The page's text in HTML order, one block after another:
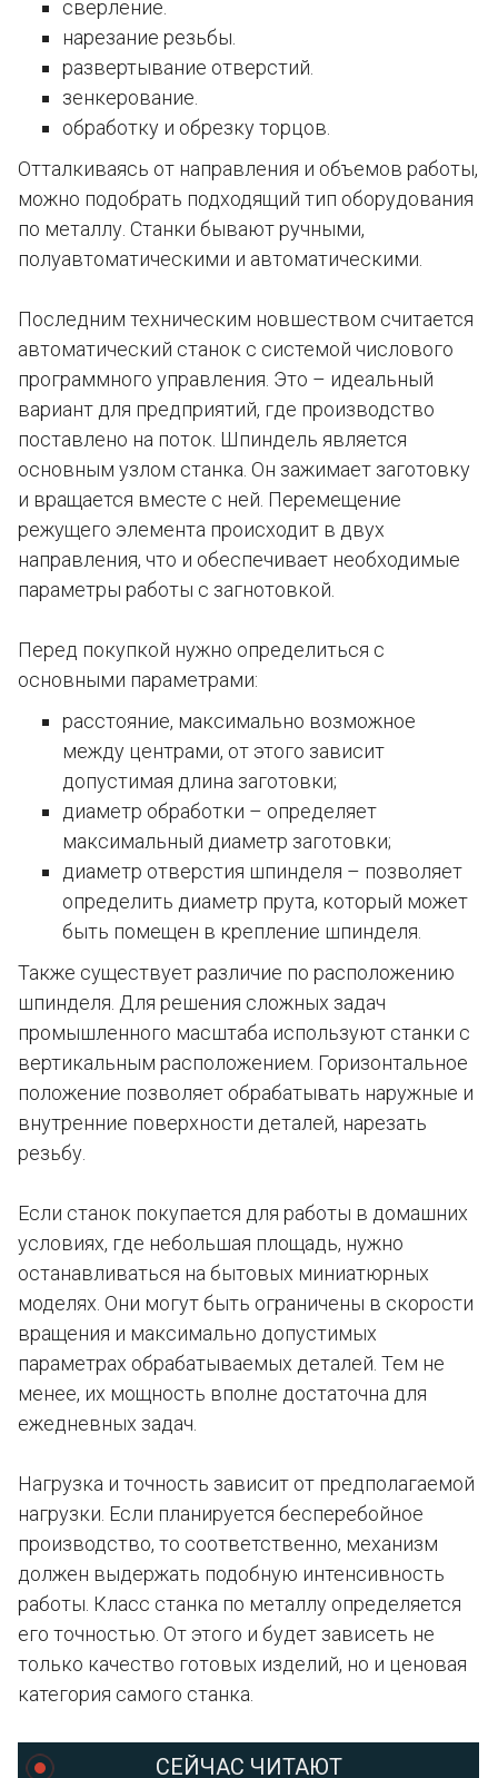
сверление.
нарезание резьбы.
развертывание отверстий.
зенкерование.
обработку и обрезку торцов.
Отталкиваясь от направления и объемов работы,
можно подобрать подходящий тип оборудования
по металлу. Станки бывают ручными,
полуавтоматическими и автоматическими.
Последним техническим новшеством считается
автоматический станок с системой числового
программного управления. Это – идеальный
вариант для предприятий, где производство
поставлено на поток. Шпиндель является
основным узлом станка. Он зажимает заготовку
и вращается вместе с ней. Перемещение
режущего элемента происходит в двух
направления, что и обеспечивает необходимые
параметры работы с загнотовкой.
Перед покупкой нужно определиться с
основными параметрами:
расстояние, максимально возможное
между центрами, от этого зависит
допустимая длина заготовки;
диаметр обработки – определяет
максимальный диаметр заготовки;
диаметр отверстия шпинделя – позволяет
определить диаметр прута, который может
быть помещен в крепление шпинделя.
Также существует различие по расположению
шпинделя. Для решения сложных задач
промышленного масштаба используют станки с
вертикальным расположением. Горизонтальное
положение позволяет обрабатывать наружные и
внутренние поверхности деталей, нарезать
резьбу.
Если станок покупается для работы в домашних
условиях, где небольшая площадь, нужно
останавливаться на бытовых миниатюрных
моделях. Они могут быть ограничены в скорости
вращения и максимально допустимых
параметрах обрабатываемых деталей. Тем не
менее, их мощность вполне достаточна для
ежедневных задач.
Нагрузка и точность зависит от предполагаемой
нагрузки. Если планируется бесперебойное
производство, то соответственно, механизм
должен выдержать подобную интенсивность
работы. Класс станка по металлу определяется
его точностью. От этого и будет зависеть не
только качество готовых изделий, но и ценовая
категория самого станка.
СЕЙЧАС ЧИТАЮТ